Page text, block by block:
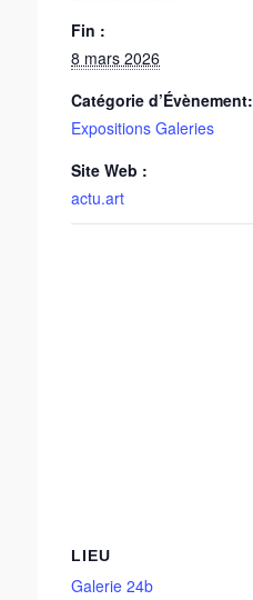
Fin :
8 mars 2026
Catégorie d’Évènement:
Expositions Galeries
Site Web :
actu.art
LIEU
Galerie 24b